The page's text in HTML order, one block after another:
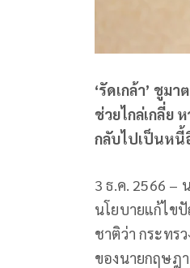
‘รัดเกล้า’ ชู
ช่วยไกล่เกลี่ย
กลับไปเป็นหนี้
3 ธ.ค. 2566 –
นโยบายแก้ไข
ชาติว่า กระทร
ของนายกฤษฎ